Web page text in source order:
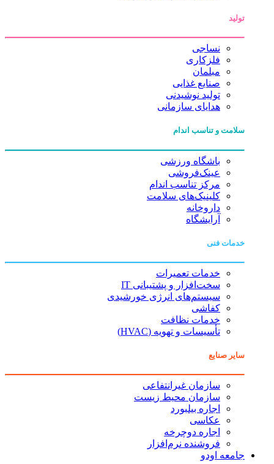
تولید
نساجی
فلزکاری
مبلمان
صنایع غذایی
تولید نوشیدنی
هدایای سازمانی
سلامت و تناسب اندام
باشگاه ورزشی
عینک‌فروشی
مرکز تناسب اندام
کلینیک‌های سلامت
داروخانه
آرایشگاه
خدمات فنی
خدمات تعمیرات
سخت‌افزار و پشتیبانی IT
سیستم‌های انرژی خورشیدی
کفاشی
خدمات نظافت
تأسیسات و تهویه (HVAC)
سایر صنایع
سازمان غیرانتفاعی
سازمان محیط زیست
اجاره بیلبورد
عکاسی
اجاره دوچرخه
فروشنده نرم‌افزار
جامعه اودو